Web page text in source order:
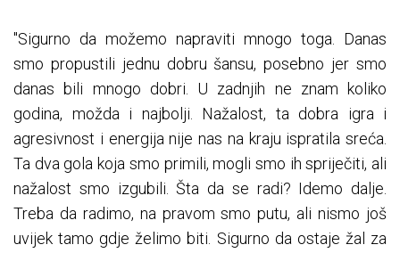
"Sigurno da možemo napraviti mnogo toga. Danas
smo propustili jednu dobru šansu, posebno jer smo
danas bili mnogo dobri. U zadnjih ne znam koliko
godina, možda i najbolji. Nažalost, ta dobra igra i
agresivnost i energija nije nas na kraju ispratila sreća.
Ta dva gola koja smo primili, mogli smo ih spriječiti, ali
nažalost smo izgubili. Šta da se radi? Idemo dalje.
Treba da radimo, na pravom smo putu, ali nismo još
uvijek tamo gdje želimo biti. Sigurno da ostaje žal za